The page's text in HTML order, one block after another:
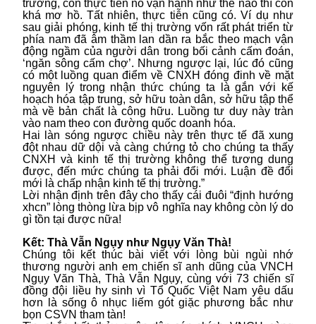
trường, còn thực tiễn nó vận hành như thế nào thì còn
khá mơ hồ. Tất nhiên, thực tiễn cũng có. Ví dụ như
sau giải phóng, kinh tế thị trường vốn rất phát triển từ
phía nam đã âm thầm lan dần ra bắc theo mạch vận
động ngầm của người dân trong bối cảnh cấm đoán,
‘ngăn sông cấm chợ’. Nhưng ngược lại, lúc đó cũng
có một luồng quan điểm về CNXH đóng đinh về mặt
nguyên lý trong nhận thức chúng ta là gắn với kế
hoạch hóa tập trung, sở hữu toàn dân, sở hữu tập thể
mà về bản chất là công hữu. Luồng tư duy này tràn
vào nam theo con đường quốc doanh hóa.
Hai làn sóng ngược chiều này trên thực tế đã xung
đột nhau dữ dội và càng chứng tỏ cho chúng ta thấy
CNXH và kinh tế thị trường không thể tương dung
được, đến mức chúng ta phải đổi mới. Luận đề đổi
mới là chấp nhận kinh tế thị trường.”
Lời nhận định trên đây cho thấy cái đuôi “định hướng
xhcn” lòng thòng lừa bịp vô nghĩa nay không còn lý do
gì tồn tại được nữa!
Kết: Thà Vẫn Ngụy như Ngụy Văn Thà!
Chúng tôi kết thúc bài viết với lòng bùi ngùi nhớ
thương người anh em chiến sĩ anh dũng của VNCH
Ngụy Văn Thà, Thà Vẫn Ngụy, cùng với 73 chiến sĩ
đồng đội liều hy sinh vì Tổ Quốc Việt Nam yêu dấu
hơn là sống ô nhục liếm gót giặc phương bắc như
bọn CSVN tham tàn!